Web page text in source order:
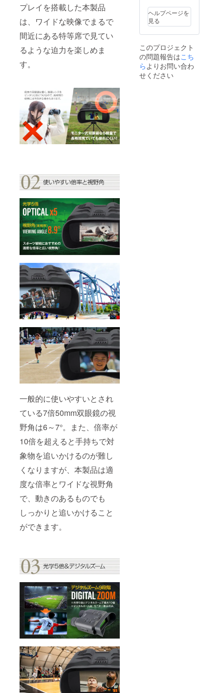
プレイを搭載した本製品
は、ワイドな映像でまるで
間近にある特等席で見てい
るような迫力を楽しめま
す。
一般的に使いやすいとされ
ている7倍50mm双眼鏡の視
野角は6～7°。また、倍率が
10倍を超えると手持ちで対
象物を追いかけるのが難し
くなりますが、本製品は適
度な倍率とワイドな視野角
で、動きのあるものでも
しっかりと追いかけること
ができます。
たしか
ねま
す。
ヘルプページを
見る
このプロジェクト
の問題報告はこち
らよりお問い合わ
せください